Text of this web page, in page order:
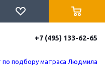
+7 (495) 133-62-65
по подбору матраса Людмила